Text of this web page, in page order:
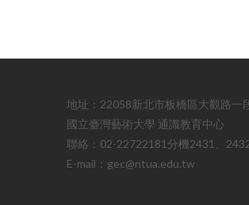
地址：22058新北市板橋區大觀路一
國立臺灣藝術大學 通識教育中心
聯絡：02-22722181分機2431、
E-mail：gec@ntua.edu.tw